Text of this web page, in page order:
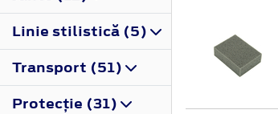
Linie stilistică (5)
Transport (51)
Protecţie (31)